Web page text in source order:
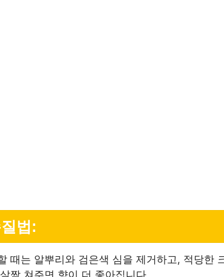
법:
때는 알뿌리와 검은색 심을 제거하고, 적당한
짝 쳐주면 향이 더 좋아집니다.